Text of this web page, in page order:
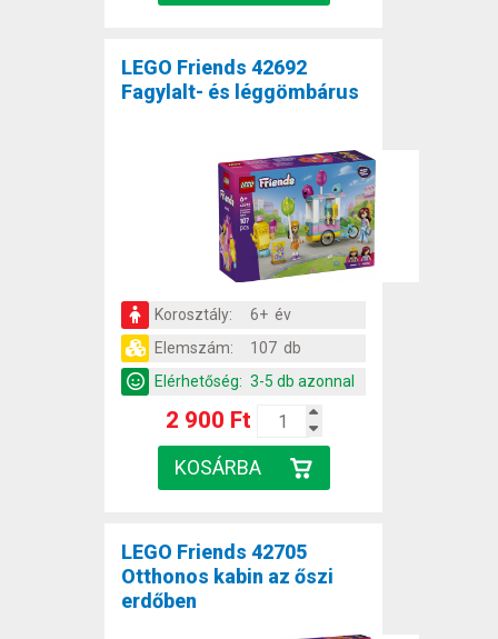
LEGO Friends 42692
Fagylalt- és léggömbárus
Korosztály:
6+ év
Elemszám:
107 db
Elérhetőség: 3-5 db azonnal
2 900 Ft
LEGO Friends 42705
Otthonos kabin az őszi
erdőben